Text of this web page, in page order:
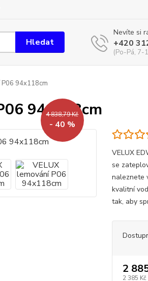
Hledat
Nevíte si
+420
(Po-Pá, 7-
P06 94x118cm
94x118cm
4 838,79 Kč
- 40 %
VELUX
se
naleznete
kvalitní
tak, aby
2
2 385 Kč